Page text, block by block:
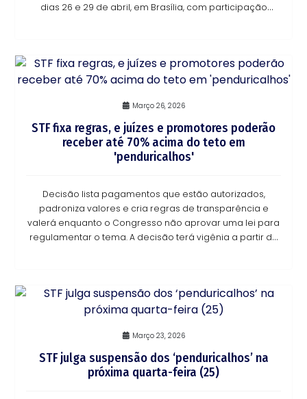
dias 26 e 29 de abril, em Brasília, com participação
Março 26, 2026
STF fixa regras, e juízes e promotores poderão
receber até 70% acima do teto em
'penduricalhos'
Decisão lista pagamentos que estão autorizados,
padroniza valores e cria regras de transparência e
valerá enquanto o Congresso não aprovar uma lei para
regulamentar o tema. A decisão terá vigênia a partir do
Março 23, 2026
STF julga suspensão dos ‘penduricalhos’ na
próxima quarta-feira (25)